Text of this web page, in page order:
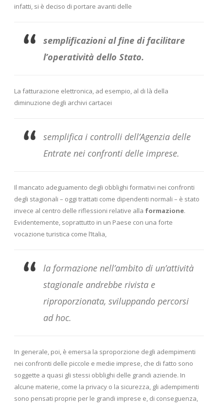
infatti, si è deciso di portare avanti delle
semplificazioni al fine di facilitare
l’operatività dello Stato.
La fatturazione elettronica, ad esempio, al di là della
diminuzione degli archivi cartacei
semplifica i controlli dell’Agenzia delle
Entrate nei confronti delle imprese.
Il mancato adeguamento degli obblighi formativi nei confronti
degli stagionali – oggi trattati come dipendenti normali – è stato
invece al centro delle riflessioni relative alla formazione.
Evidentemente, soprattutto in un Paese con una forte
vocazione turistica come l’Italia,
la formazione nell’ambito di un’attività
stagionale andrebbe rivista e
riproporzionata, sviluppando percorsi
ad hoc.
In generale, poi, è emersa la sproporzione degli adempimenti
nei confronti delle piccole e medie imprese, che di fatto sono
soggette a quasi gli stessi obblighi delle grandi aziende. In
alcune materie, come la privacy o la sicurezza, gli adempimenti
sono pensati proprie per le grandi imprese e, di conseguenza,